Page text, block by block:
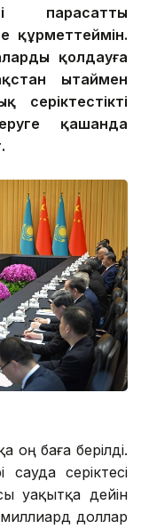
парасатты
құрметтеймін.
қолдауға
Қытаймен
серіктестікті
қашанда
оң баға берілді.
сауда серіктесі
уақытқа дейін
доллар